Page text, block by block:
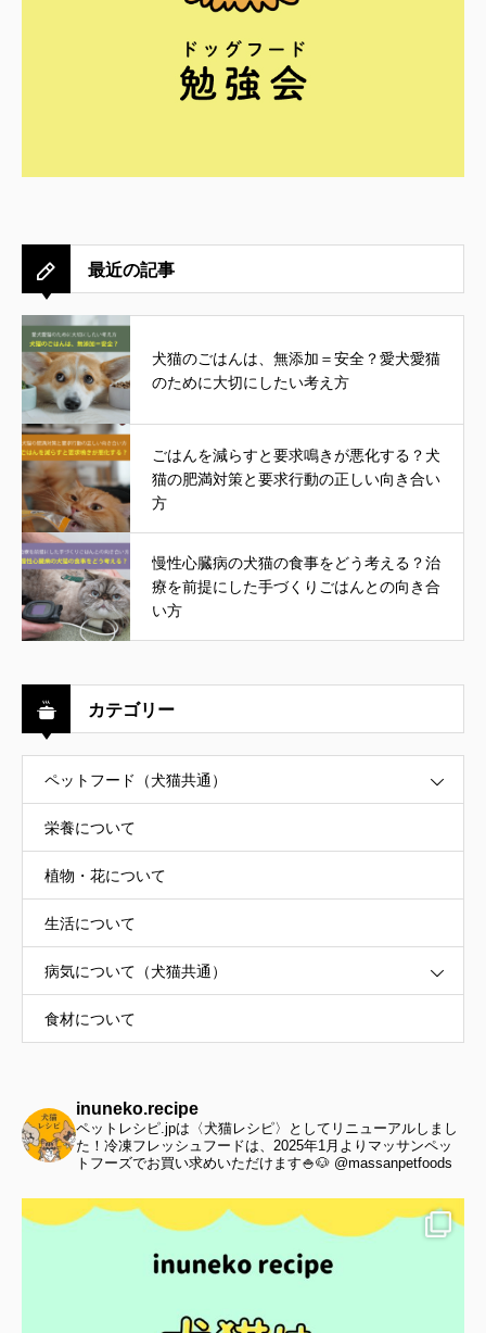
最近の記事
犬猫のごはんは、無添加＝安全？愛犬愛猫
のために大切にしたい考え方
ごはんを減らすと要求鳴きが悪化する？犬
猫の肥満対策と要求行動の正しい向き合い
方
慢性心臓病の犬猫の食事をどう考える？治
療を前提にした手づくりごはんとの向き合
い方
カテゴリー
ペットフード（犬猫共通）
栄養について
植物・花について
生活について
病気について（犬猫共通）
食材について
inuneko.recipe
ペットレシピ.jpは〈犬猫レシピ〉としてリニューアルしまし
た！冷凍フレッシュフードは、2025年1月よりマッサンペッ
トフーズでお買い求めいただけます🍚🐶 @massanpetfoods